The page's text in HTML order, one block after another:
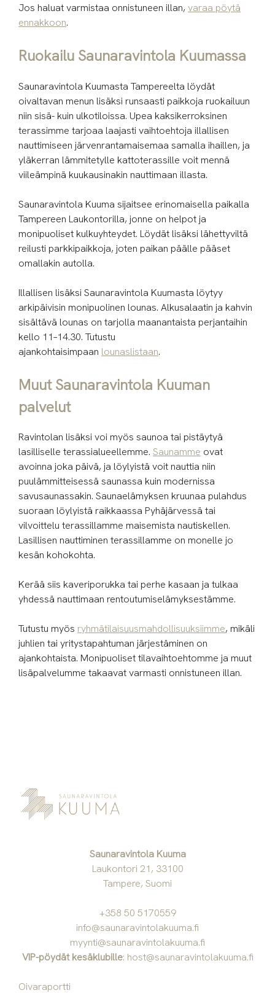
Jos haluat varmistaa onnistuneen illan, varaa pöytä
ennakkoon.
Ruokailu Saunaravintola Kuumassa
Saunaravintola Kuumasta Tampereelta löydät
oivaltavan menun lisäksi runsaasti paikkoja ruokailuun
niin sisä- kuin ulkotiloissa. Upea kaksikerroksinen
terassimme tarjoaa laajasti vaihtoehtoja illallisen
nauttimiseen järvenrantamaisemaa samalla ihaillen, ja
yläkerran lämmitetylle kattoterassille voit mennä
viileämpinä kuukausinakin nauttimaan illasta.
Saunaravintola Kuuma sijaitsee erinomaisella paikalla
Tampereen Laukontorilla, jonne on helpot ja
monipuoliset kulkuyhteydet. Löydät lisäksi lähettyviltä
reilusti parkkipaikkoja, joten paikan päälle pääset
omallakin autolla.
Illallisen lisäksi Saunaravintola Kuumasta löytyy
arkipäivisin monipuolinen lounas. Alkusalaatin ja kahvin
sisältävä lounas on tarjolla maanantaista perjantaihin
kello 11–14.30. Tutustu
ajankohtaisimpaan lounaslistaan.
Muut Saunaravintola Kuuman
palvelut
Ravintolan lisäksi voi myös saunoa tai pistäytyä
lasilliselle terassialueellemme. Saunamme ovat
avoinna joka päivä, ja löylyistä voit nauttia niin
puulämmitteisessä saunassa kuin modernissa
savusaunassakin. Saunaelämyksen kruunaa pulahdus
suoraan löylyistä raikkaassa Pyhäjärvessä tai
vilvoittelu terassillamme maisemista nautiskellen.
Lasillisen nauttiminen terassillamme on monelle jo
kesän kohokohta.
Kerää siis kaveriporukka tai perhe kasaan ja tulkaa
yhdessä nauttimaan rentoutumiselämyksestämme.
Tutustu myös ryhmätilaisuusmahdollisuuksiimme, mikäli
juhlien tai yritystapahtuman järjestäminen on
ajankohtaista. Monipuoliset tilavaihtoehtomme ja muut
lisäpalvelumme takaavat varmasti onnistuneen illan.
Saunaravintola Kuuma
Laukontori 21, 33100
Tampere, Suomi
+358 50 5170559
info@saunaravintolakuuma.fi
myynti@saunaravintolakuuma.fi
VIP-pöydät kesäklubille: host@saunaravintolakuuma.fi
Oivaraportti